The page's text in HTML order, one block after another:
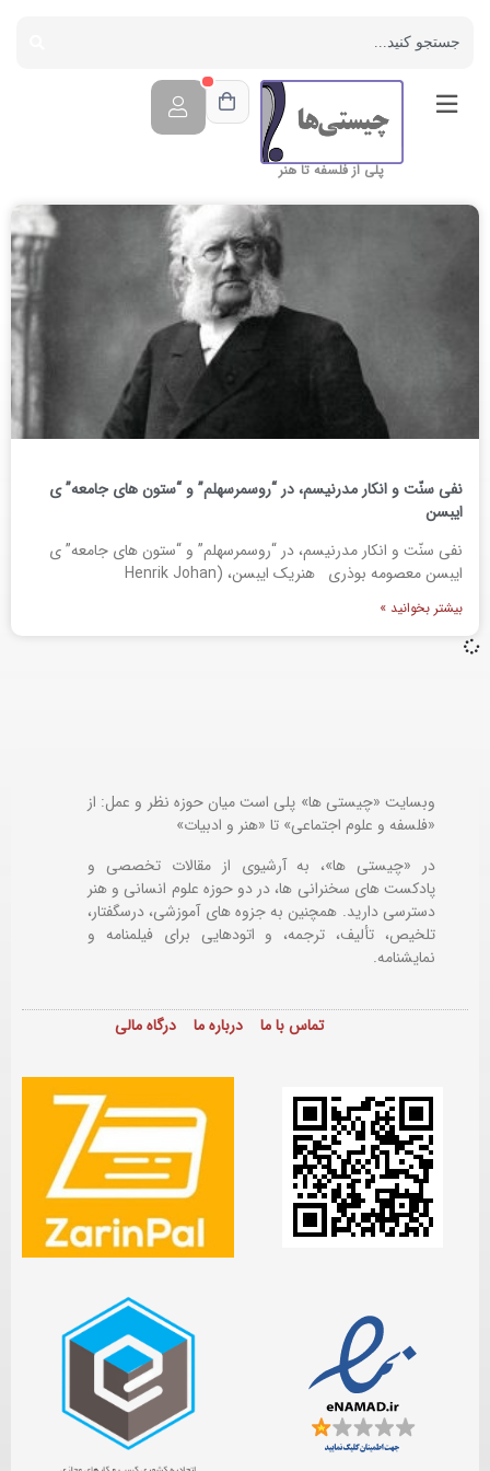
پلی از فلسفه تا هنر
نفی سنّت و انکار مدرنیسم، در “روسمرسهلم” و “ستون های جامعه” ی
ایبسن
نفی سنّت و انکار مدرنیسم، در “روسمرسهلم” و “ستون های جامعه” ی
ایبسن معصومه بوذری هنریک ایبسن، (Henrik Johan
بیشتر بخوانید »
وبسایت «چیستی ها» پلی است میان حوزه نظر و عمل: از
«فلسفه و علوم اجتماعی» تا «هنر و ادبیات»
در «چیستی ها»، به آرشیوی از مقالات تخصصی و
پادکست های سخنرانی ها، در دو حوزه علوم انسانی و هنر
دسترسی دارید. همچنین به جزوه های آموزشی، درسگفتار،
تلخیص، تألیف، ترجمه، و اتودهایی برایفیلمنامه و
نمایشنامه.
تماس با ما درباره ما درگاه مالی